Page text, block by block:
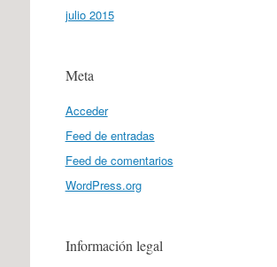
julio 2015
Meta
Acceder
Feed de entradas
Feed de comentarios
WordPress.org
Información legal